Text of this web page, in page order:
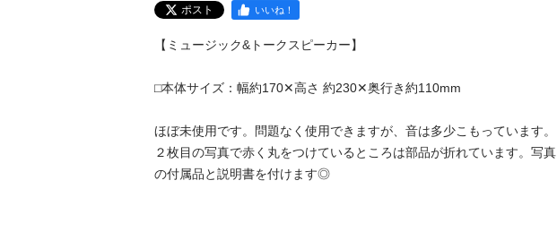
ポスト いいね！
【ミュージック&トークスピーカー】
⬜︎本体サイズ：幅約170✕高さ 約230✕奥行き約110mm
ほぼ未使用です。問題なく使用できますが、音は多少こもっています。
２枚目の写真で赤く丸をつけているところは部品が折れています。写真
の付属品と説明書を付けます◎